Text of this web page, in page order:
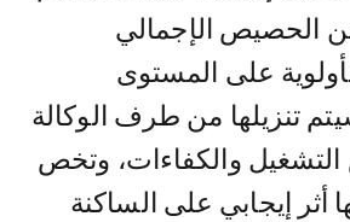
20 ٪ من الحصيص الإجمالي
على المستوى
تنزيلها من طرف الوكالة
التشغيل والكفاءات، وتخص
أثر إيجابي على الساكنة